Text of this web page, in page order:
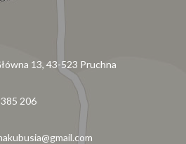
13, 43-523 Pruchna
206